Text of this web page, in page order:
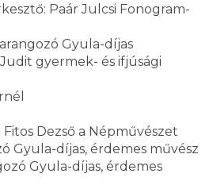
Paár Julcsi Fonogram-
Gyula-díjas
gyermek- és ifjúsági
Dezső a Népművészet
Gyula-díjas, érdemes művész
Gyula-díjas, érdemes